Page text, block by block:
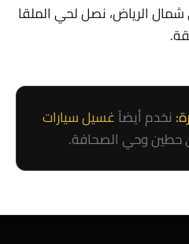
شمال الرياض، نصل لحي الملقا
نخدم أيضاًغسيل سيارات
وحي الصحافة.